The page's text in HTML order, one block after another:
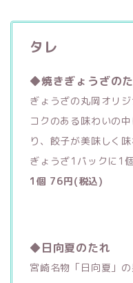
タレ
◆焼きぎょうざの
ぎょうざの丸岡オリ
コクのある味わいの
り、餃子が美味しく味
ぎょうざ1パックに1
1個 76円(税込)
◆日向夏のたれ
宮崎名物「日向夏」